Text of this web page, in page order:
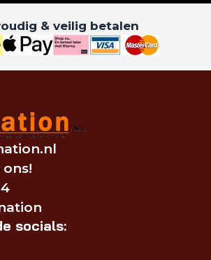
& veilig betalen
socials: